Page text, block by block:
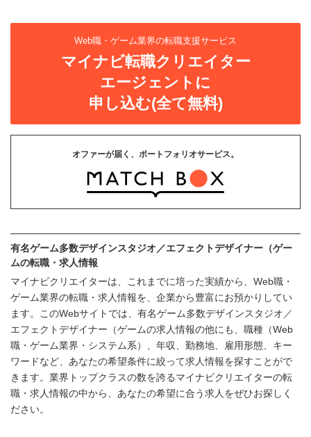
Web職・ゲーム業界の転職支援サービス
マイナビ転職クリエイター
エージェントに
申し込む(全て無料)
オファーが届く、ポートフォリオサービス。
有名ゲーム多数デザインスタジオ／エフェクトデザイナー（ゲー
ムの転職・求人情報
マイナビクリエイターは、これまでに培った実績から、Web職・
ゲーム業界の転職・求人情報を、企業から豊富にお預かりしてい
ます。このWebサイトでは、有名ゲーム多数デザインスタジオ／
エフェクトデザイナー（ゲームの求人情報の他にも、職種（Web
職・ゲーム業界・システム系）、年収、勤務地、雇用形態、キー
ワードなど、あなたの希望条件に絞って求人情報を探すことがで
きます。業界トップクラスの数を誇るマイナビクリエイターの転
職・求人情報の中から、あなたの希望に合う求人をぜひお探しく
ださい。